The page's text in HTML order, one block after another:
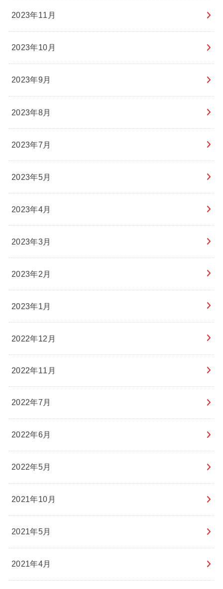
2023年11月
2023年10月
2023年9月
2023年8月
2023年7月
2023年5月
2023年4月
2023年3月
2023年2月
2023年1月
2022年12月
2022年11月
2022年7月
2022年6月
2022年5月
2021年10月
2021年5月
2021年4月